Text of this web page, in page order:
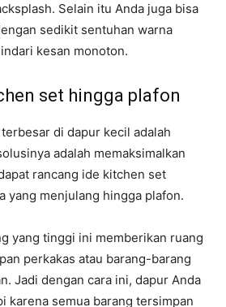
Selain itu Anda juga bisa
sedikit sentuhan warna
kesan monoton.
set hingga plafon
di dapur kecil adalah
adalah memaksimalkan
rancang ide kitchen set
yang menjulang hingga plafon.
yang tinggi ini memberikan ruang
perkakas atau barang-barang
Jadi dengan cara ini, dapur Anda
karena semua barang tersimpan